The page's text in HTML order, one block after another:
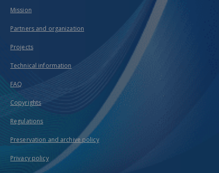
Mission
Partners and organization
Projects
Technical information
FAQ
Copyrights
Regulations
Preservation and archive policy
Privacy policy